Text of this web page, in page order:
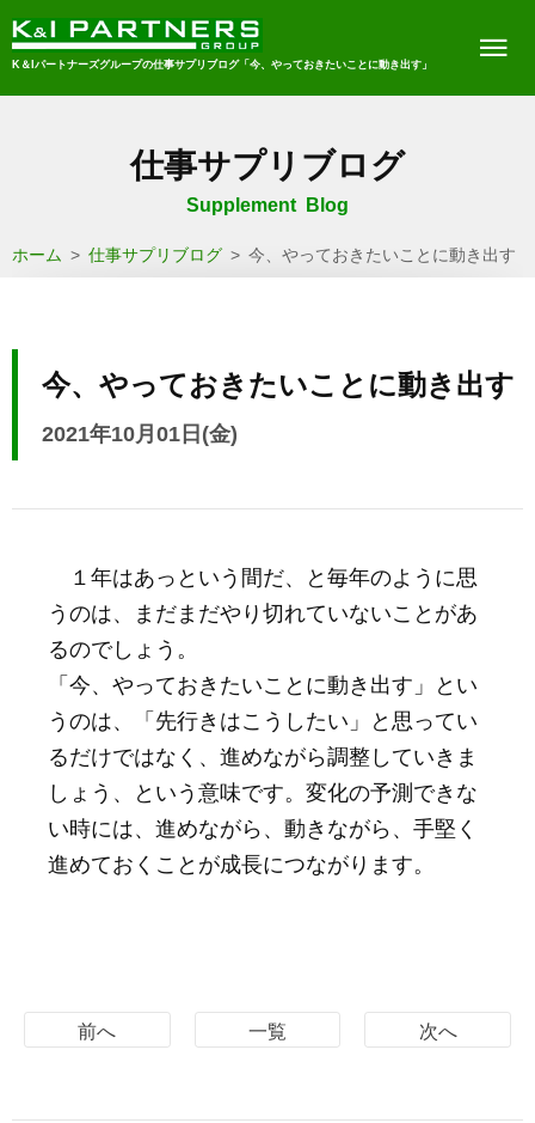
K＆Iパートナーズグループの仕事サプリブログ「今、やっておきたいことに動き出す」
仕事サプリブログ
Supplement Blog
ホーム > 仕事サプリブログ > 今、やっておきたいことに動き出す
今、やっておきたいことに動き出す
2021年10月01日(金)
１年はあっという間だ、と毎年のように思
うのは、まだまだやり切れていないことがあ
るのでしょう。
「今、やっておきたいことに動き出す」とい
うのは、「先行きはこうしたい」と思ってい
るだけではなく、進めながら調整していきま
しょう、という意味です。変化の予測できな
い時には、進めながら、動きながら、手堅く
進めておくことが成長につながります。
前へ 一覧 次へ